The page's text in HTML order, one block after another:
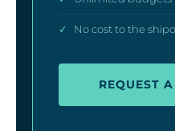
✓ No cost to the
REQUEST